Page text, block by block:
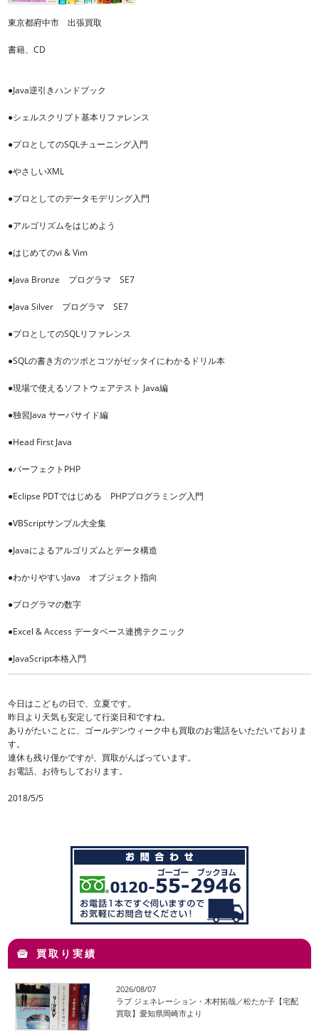
東京都府中市 出張買取
書籍、CD
●Java逆引きハンドブック
●シェルスクリプト基本リファレンス
●プロとしてのSQLチューニング入門
●やさしいXML
●プロとしてのデータモデリング入門
●アルゴリズムをはじめよう
●はじめてのvi & Vim
●Java Bronze プログラマ SE7
●Java Silver プログラマ SE7
●プロとしてのSQLリファレンス
●SQLの書き方のツボとコツがゼッタイにわかるドリル本
●現場で使えるソフトウェアテスト Java編
●独習Java サーバサイド編
●Head First Java
●パーフェクトPHP
●Eclipse PDTではじめる PHPプログラミング入門
●VBScriptサンプル大全集
●Javaによるアルゴリズムとデータ構造
●わかりやすいJava オブジェクト指向
●プログラマの数字
●Excel & Access データベース連携テクニック
●JavaScript本格入門
今日はこどもの日で、立夏です。
昨日より天気も安定して行楽日和ですね。
ありがたいことに、ゴールデンウィーク中も買取のお電話をいただいておりま
す。
連休も残り僅かですが、買取がんばっています。
お電話、お待ちしております。
2018/5/5
買取り実績
2026/08/07
ラブ ジェネレーション・木村拓哉／松たか子【宅配
買取】愛知県岡崎市より